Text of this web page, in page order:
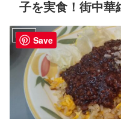
子を実食！街中華
国分寺 Save